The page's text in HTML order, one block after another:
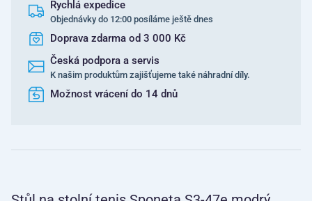
Rychlá expedice
Objednávky do 12:00 posíláme ještě dnes
Doprava zdarma od 3 000 Kč
Česká podpora a servis
K našim produktům zajišťujeme také náhradní díly.
Možnost vrácení do 14 dnů